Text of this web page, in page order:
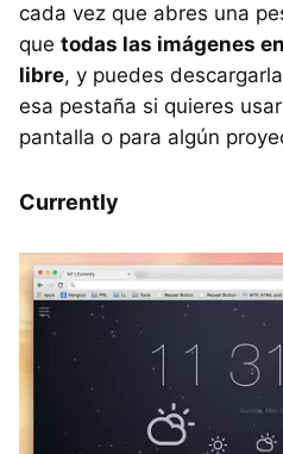
cada vez que abres una
que todas las imágenes
libre, y puedes
esa pestaña si quieres
pantalla o para algún
Currently